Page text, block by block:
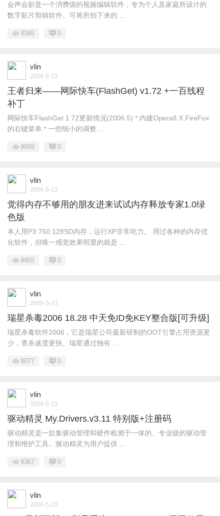
会声会影是一个消费级的视频编辑软件，专为个人及家庭所设计的
数字影片剪辑软件。可将所拍下来的 ...
9345 0
vlin
2006-5-23
王者归来——网际快车(FlashGet) v1.72 +一百线程
补丁
网际快车FlashGet 1.72更新情况(2006.5) * 内建Opera8.X,FireFox
的右键菜单 * 一些细小的调整 ...
9009 0
vlin
2006-5-23
觉得内存不够用的朋友进来试试内存释放专家1.0绿
色版
本人用P3 750 128SD内存，运行XP非常吃力。 用过各种的内存优
化软件，但唯一感觉效果明显的就是 ...
9455 0
vlin
2006-5-23
瑞星杀毒2006 18.28 中天免ID免KEY整合版[可升级]
瑞星杀毒软件2006，它是瑞星公司最新研制的OOT引擎占用资源更
少，查杀速度更快。瑞星通过独有 ...
9077 0
vlin
2006-5-23
驱动精灵 My.Drivers.v3.11 特别版+注册码
驱动精灵是一款集驱动管理和硬件检测于一体的、专业级的驱动管
理和维护工具。驱动精灵为用户提供 ...
9367 0
vlin
2006-5-23